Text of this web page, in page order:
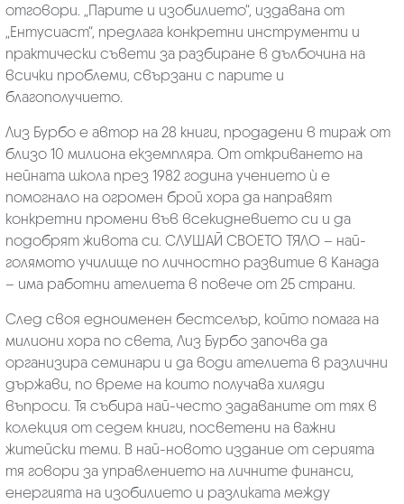
отговори. „Парите и изобилието“, издавана от
„Ентусиаст“, предлага конкретни инструменти и
практически съвети за разбиране в дълбочина на
всички проблеми, свързани с парите и
благополучието.
Лиз Бурбо е автор на 28 книги, продадени в тираж от
близо 10 милиона екземпляра. От откриването на
нейната школа през 1982 година учението ѝ е
помогнало на огромен брой хора да направят
конкретни промени във всекидневието си и да
подобрят живота си. СЛУШАЙ СВОЕТО ТЯЛО – най-
голямото училище по личностно развитие в Канада
– има работни ателиета в повече от 25 страни.
След своя едноименен бестселър, който помага на
милиони хора по света, Лиз Бурбо започва да
организира семинари и да води ателиета в различни
държави, по време на които получава хиляди
въпроси. Тя събира най-често задаваните от тях в
колекция от седем книги, посветени на важни
житейски теми. В най-новото издание от серията
тя говори за управлението на личните финанси,
енергията на изобилието и разликата между